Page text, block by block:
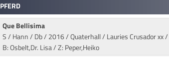
PFERD
Que Bellisima
S / Hann / Db / 2016 / Quaterhall / Lauries Crusador xx/
B: Osbelt,Dr. Lisa / Z: Peper,Heiko